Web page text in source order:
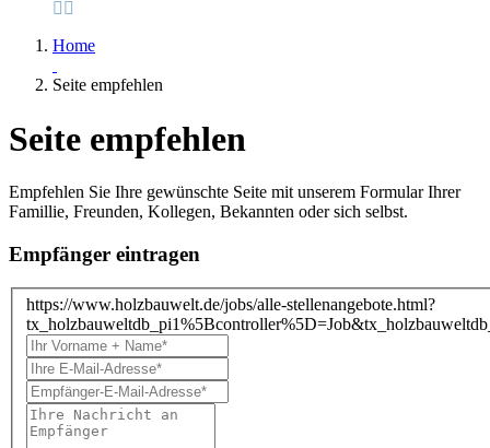
Home
Seite empfehlen
Seite empfehlen
Empfehlen Sie Ihre gewünschte Seite mit unserem Formular Ihrer
Famillie, Freunden, Kollegen, Bekannten oder sich selbst.
Empfänger eintragen
https://www.holzbauwelt.de/jobs/alle-stellenangebote.html?